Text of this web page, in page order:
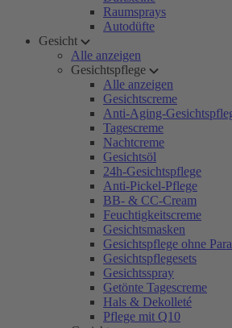
Raumsprays
Autodüfte
Gesicht
Alle anzeigen
Gesichtspflege
Alle anzeigen
Gesichtscreme
Anti-Aging-
Tagescreme
Nachtcreme
Gesichtsöl
24h-Gesichtspflege
Anti-Pickel-Pflege
BB- & CC-Cream
Feuchtigkeitscreme
Gesichtsmasken
Gesichtspflege ohne
Gesichtspflegesets
Gesichtsspray
Getönte Tagescreme
Hals & Dekolleté
Pflege mit Q10